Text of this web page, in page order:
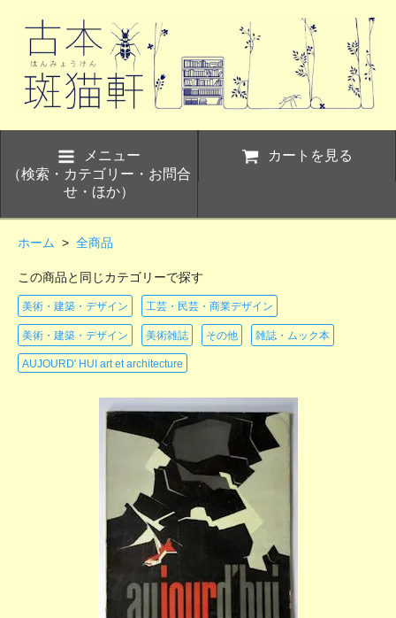
メニュー
（検索・カテゴリー・お問合
せ・ほか）
カートを見る
ホーム > 全商品
この商品と同じカテゴリーで探す
美術・建築・デザイン 工芸・民芸・商業デザイン
美術・建築・デザイン 美術雑誌 その他 雑誌・ムック本
AUJOURD' HUI art et architecture